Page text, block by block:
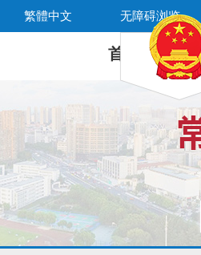
繁體中文 无障碍浏览
首 页